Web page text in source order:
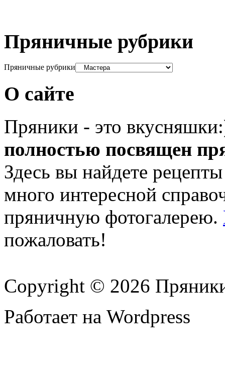
Пряничные рубрики
Пряничные рубрики
О сайте
Пряники - это
полностью посвящен
Здесь вы найдете
много интересной
пряничную фотогалерею.
пожаловать!
Copyright © 2026
Работает на Wordpress